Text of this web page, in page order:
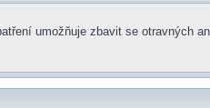
umožňuje zbavit se otravných